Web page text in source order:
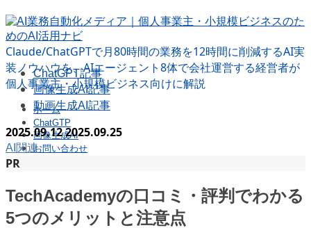
Claude/ChatGPTで月80時間の業務を12時間に削減するAI実
装ノウハウを、AIエージェント8体で会社運営する経営者が
個人事業主・小規模ビジネス向けに解説
ホーム
ChatGTP
画像生成AI
お問い合わせ
ChatGPT記事
画像生成AI記事
動画生成AI記事
2025.09.122025.09.25
AI関連
PR
TechAcademyの口コミ・評判でわかる
5つのメリットと注意点